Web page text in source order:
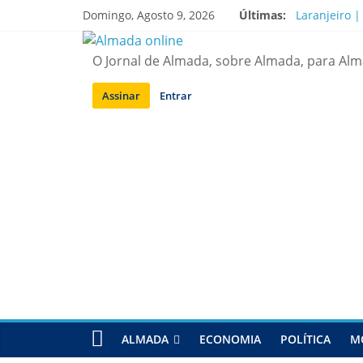
Domingo, Agosto 9, 2026 Últimas:
Laranjeiro |
Costa da
APA diz
O Jornal de Almada, sobre Almada, para
Assinar Entrar
ALMADA ECONOMIA POLÍTICA